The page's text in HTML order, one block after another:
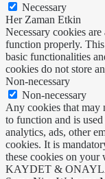
Necessary
Her Zaman Etkin
Necessary cookies
function properly.
basic functionalities
cookies do not store
Non-necessary
Non-necessary
Any cookies that may
to function and is
analytics, ads, other
cookies. It is
these cookies on your
KAYDET &